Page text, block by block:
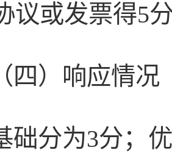
议或发票得5
（四）响应情
础分为3分；